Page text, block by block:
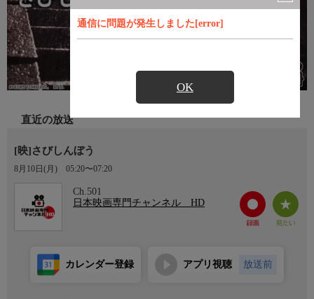
通信に問題が発生しました[error]
OK
直近の放送
[映]さびしんぼう
8月10日(月) 05:20〜07:20
Ch.501
日本映画専門チャンネル HD
カレンダー登録 アプリ視聴 放送前